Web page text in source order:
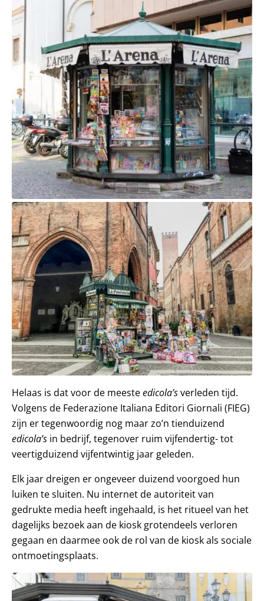
Helaas is dat voor de meesteedicola’sverleden tijd.
Volgens de Federazione Italiana Editori Giornali (FIEG)
zijn er tegenwoordig nog maar zo’n tienduizend
edicola’s in bedrijf, tegenover ruim vijfendertig- tot
veertigduizend vijfentwintig jaar geleden.
Elk jaar dreigen er ongeveer duizend voorgoed hun
luiken te sluiten. Nu internet de autoriteit van
gedrukte media heeft ingehaald, is het ritueel van het
dagelijks bezoek aan de kiosk grotendeels verloren
gegaan en daarmee ook de rol van de kiosk als sociale
ontmoetingsplaats.